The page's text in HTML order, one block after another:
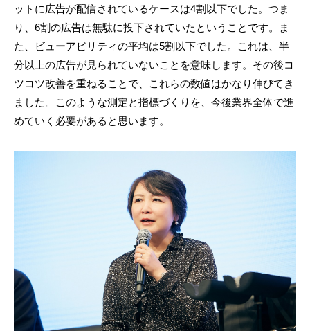
ットに広告が配信されているケースは4割以下でした。つま
り、6割の広告は無駄に投下されていたということです。ま
た、ビューアビリティの平均は5割以下でした。これは、半
分以上の広告が見られていないことを意味します。その後コ
ツコツ改善を重ねることで、これらの数値はかなり伸びてき
ました。このような測定と指標づくりを、今後業界全体で進
めていく必要があると思います。